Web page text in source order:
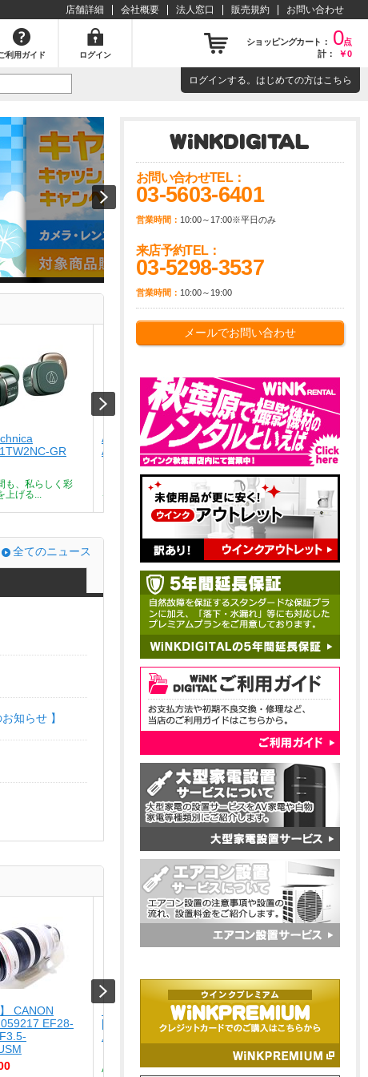
店舗詳細 会社概要 法人窓口 販売規約 お問い合わせ
利用ガイド ログイン
ショッピングカート： 0点
計：
￥0
大型家電の設置・取付についてを詳しくご説明いたします！！
ログインする。はじめての方はこちら
GR
も、私らしく彩
上げる...
Audio-technica
ATH-SQ1TW2NC-CA
￥9,801
どんな瞬間も、私らしく彩
る。気分を上げる...
Audio-technica
ATH-SQ1TW2NC-BK
￥9,801
どんな瞬間も、私らしく彩
る。気分を上げる...
全てのニュース
知らせ 】
CANON
EF28-
【USED】 APPLE
[USED]u059147 iPhone15 Pro 1TB [ブ
ルーチタニウム]
Aランク品（中古美品）
【未使用品】 ナカバヤ
USA-CHD6BK
￥4,280
Type-C ? HDMIディスプレ
ア...
お問い合わせTEL：
03-5603-6401
営業時間： 10:00～17:00※平日のみ
来店予約TEL：
03-5298-3537
営業時間： 10:00～19:00
メールでお問い合わせ